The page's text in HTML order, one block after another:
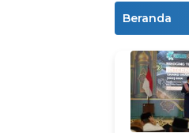
Beranda